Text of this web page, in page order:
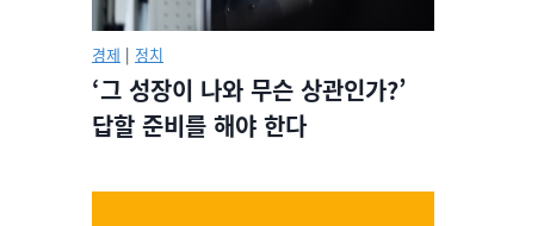
경제 | 정치
‘그 성장이 나와 무슨 상관인가?’
답할 준비를 해야 한다